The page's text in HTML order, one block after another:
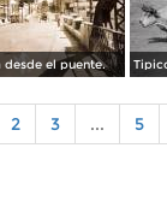
desde el puente.
2 3 ... 5